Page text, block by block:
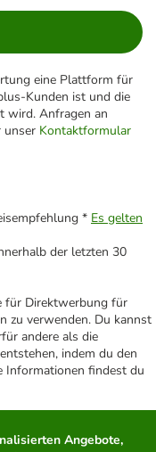
eine Plattform für
Kunden ist und die
wird. Anfragen an
unser Kontaktformular
* Es gelten
der letzten 30
für Direktwerbung für
zu verwenden. Du kannst
andere als die
indem du den
Informationen findest du
Angebote,